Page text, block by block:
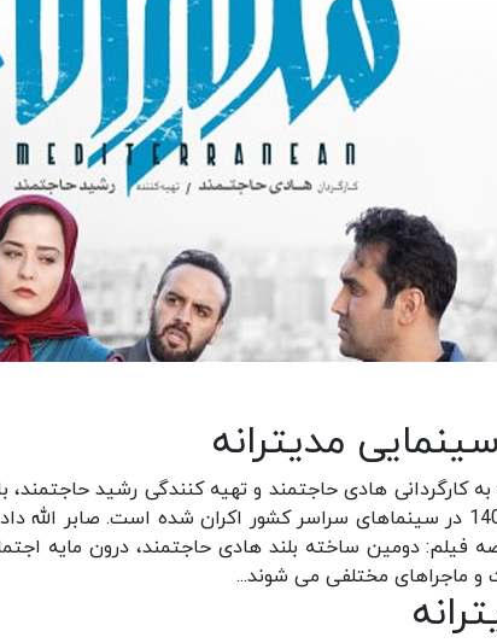
مدیترانه
کارگردانی هادی حاجتمند و تهیه کنندگی رشید حاجتمند،
پوریا پورسرخ در سال 1400 در سینماهای سراسر کشور اکران شده است.
فیلم: دومین ساخته بلند هادی حاجتمند، درون مایه
و ماجراهای مختلفی می شوند...